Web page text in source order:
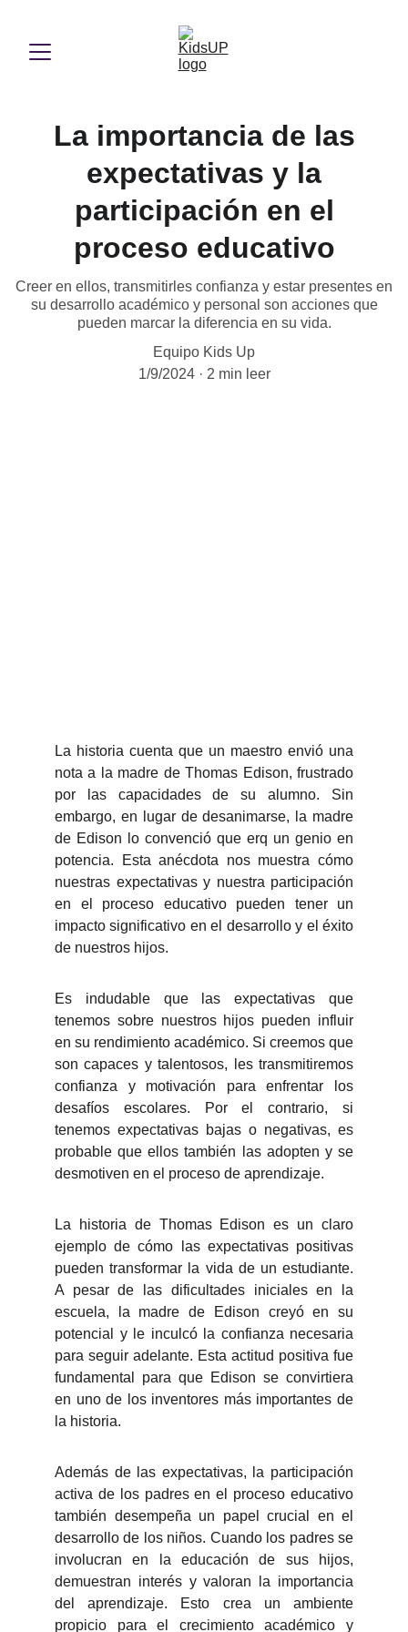
La importancia de las
expectativas y la
participación en el
proceso educativo
Creer en ellos, transmitirles confianza y estar presentes en
su desarrollo académico y personal son acciones que
pueden marcar la diferencia en su vida.
Equipo Kids Up
1/9/2024
2 min leer
La historia cuenta que un maestro envió una
nota a la madre de Thomas Edison, frustrado
por las capacidades de su alumno. Sin
embargo, en lugar de desanimarse, la madre
de Edison lo convenció que erq un genio en
potencia. Esta anécdota nos muestra cómo
nuestras expectativas y nuestra participación
en el proceso educativo pueden tener un
impacto significativo en el desarrollo y el éxito
de nuestros hijos.
Es indudable que las expectativas que
tenemos sobre nuestros hijos pueden influir
en su rendimiento académico. Si creemos que
son capaces y talentosos, les transmitiremos
confianza y motivación para enfrentar los
desafíos escolares. Por el contrario, si
tenemos expectativas bajas o negativas, es
probable que ellos también las adopten y se
desmotiven en el proceso de aprendizaje.
La historia de Thomas Edison es un claro
ejemplo de cómo las expectativas positivas
pueden transformar la vida de un estudiante.
A pesar de las dificultades iniciales en la
escuela, la madre de Edison creyó en su
potencial y le inculcó la confianza necesaria
para seguir adelante. Esta actitud positiva fue
fundamental para que Edison se convirtiera
en uno de los inventores más importantes de
la historia.
Además de las expectativas, la participación
activa de los padres en el proceso educativo
también desempeña un papel crucial en el
desarrollo de los niños. Cuando los padres se
involucran en la educación de sus hijos,
demuestran interés y valoran la importancia
del aprendizaje. Esto crea un ambiente
propicio para el crecimiento académico y